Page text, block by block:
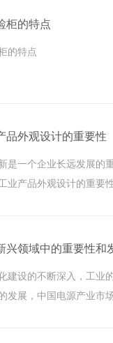
柜的特点
的特点
品外观设计的重要性
是一个企业长远发展的
业产品外观设计的重要性
兴领域中的重要性和
建设的不断深入，工业
发展，中国电源产业市